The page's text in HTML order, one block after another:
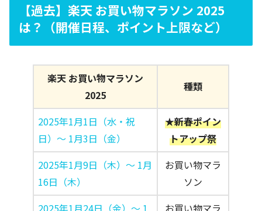
【過去】楽天 お買い物マラソン 2025
は？（開催日程、ポイント上限など）
楽天 お買い物マラソン
2025
種類
2025年1月1日（水・祝
日）〜 1月3日（金）
★新春ポイン
トアップ祭
2025年1月9日（木）〜 1月
16日（木）
お買い物マラ
ソン
2025年1月24日（金）〜 1
お買い物マラ